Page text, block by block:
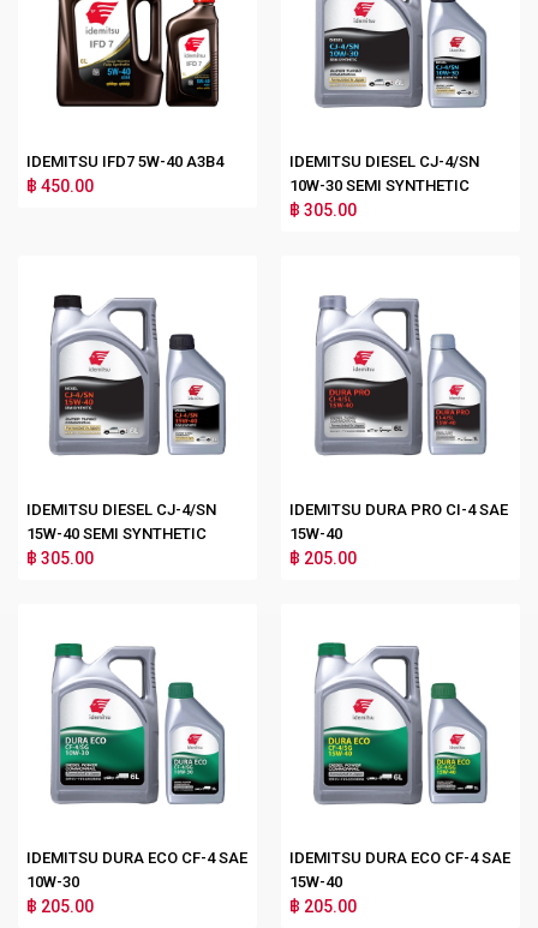
IDEMITSU IFD7 5W-40 A3B4
฿ 450.00
IDEMITSU DIESEL CJ-4/SN
10W-30 SEMI SYNTHETIC
฿ 305.00
IDEMITSU DIESEL CJ-4/SN
15W-40 SEMI SYNTHETIC
฿ 305.00
IDEMITSU DURA PRO CI-4 SAE
15W-40
฿ 205.00
IDEMITSU DURA ECO CF-4 SAE
10W-30
฿ 205.00
IDEMITSU DURA ECO CF-4 SAE
15W-40
฿ 205.00